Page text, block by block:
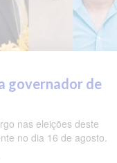
governador de
nas eleições deste
no dia 16 de agosto.